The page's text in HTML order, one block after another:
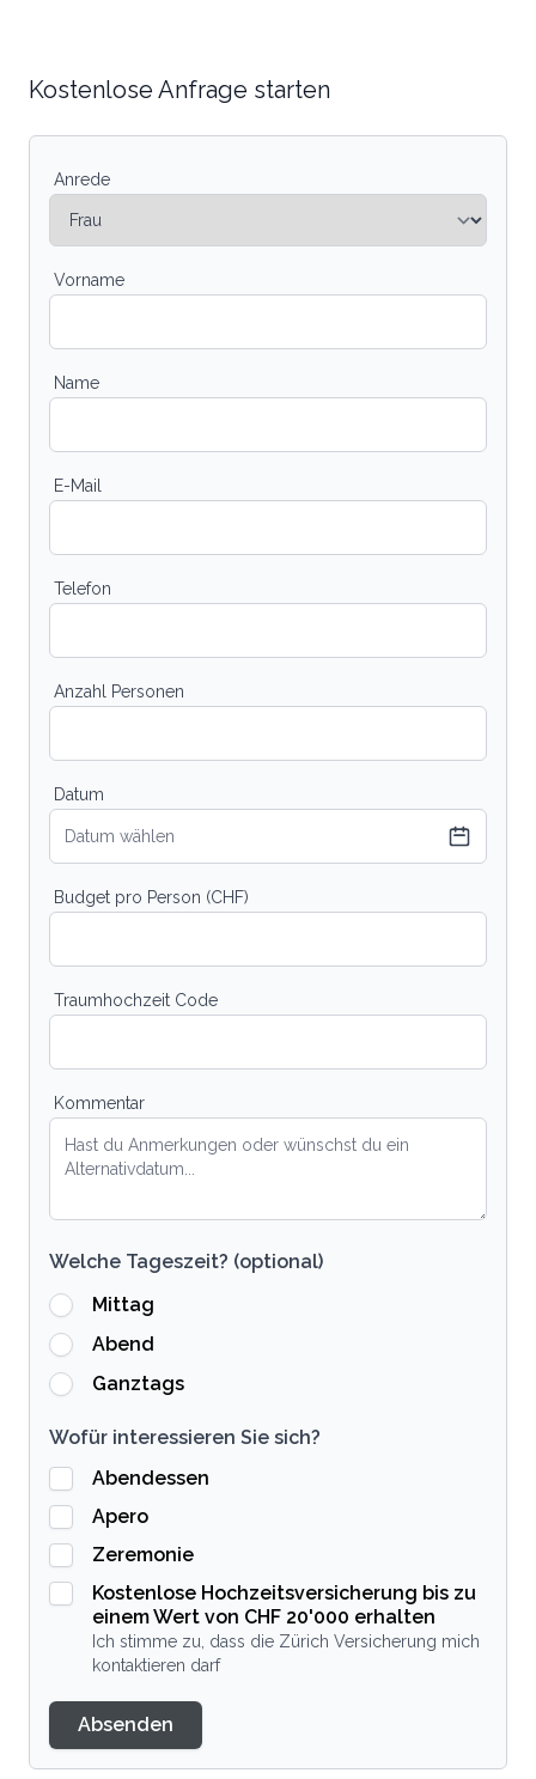
Kostenlose Anfrage starten
Anrede
Vorname
Name
E-Mail
Telefon
Anzahl Personen
Datum
Datum wählen
Budget pro Person (CHF)
Traumhochzeit Code
Kommentar
Welche Tageszeit? (optional)
Mittag
Abend
Ganztags
Wofür interessieren Sie sich?
Abendessen
Apero
Zeremonie
Kostenlose Hochzeitsversicherung bis zu
einem Wert von CHF 20'000 erhalten
Ich stimme zu, dass die Zürich Versicherung mich
kontaktieren darf
Absenden